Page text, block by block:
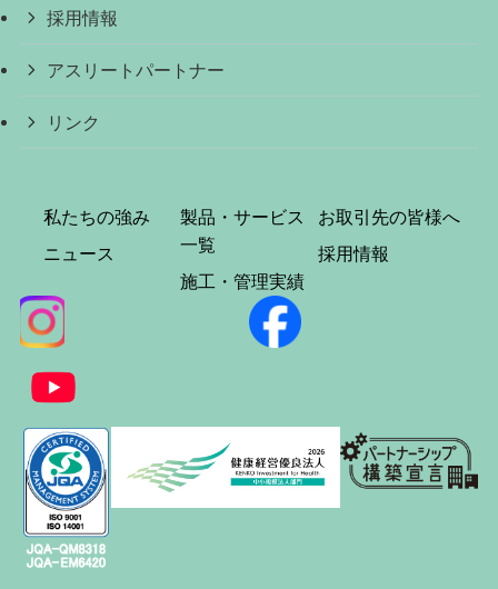
採用情報
アスリートパートナー
リンク
私たちの強み
ニュース
製品・サービス
一覧
施工・管理実績
お取引先の皆様へ
採用情報